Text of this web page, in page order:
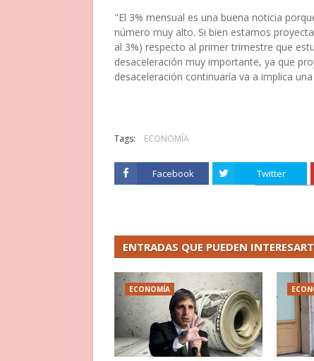
"El 3% mensual es una buena noticia
número muy alto. Si bien estamos
al 3%) respecto al primer trimestre que
desaceleración muy importante, ya que
desaceleración continuaría va a implica
Tags: ECONOMÍA
Facebook Twitter
ENTRADAS QUE PUEDEN
ECONOMÍA